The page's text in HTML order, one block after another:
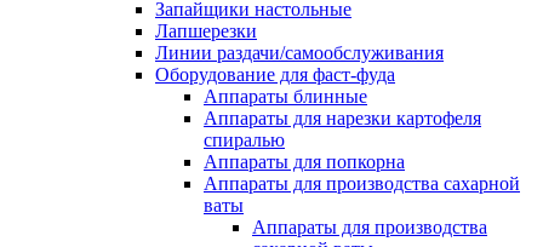
Запайщики настольные
Лапшерезки
Линии раздачи/самообслуживания
Оборудование для фаст-фуда
Аппараты блинные
Аппараты для нарезки картофеля
спиралью
Аппараты для попкорна
Аппараты для производства сахарной
ваты
Аппараты для производства